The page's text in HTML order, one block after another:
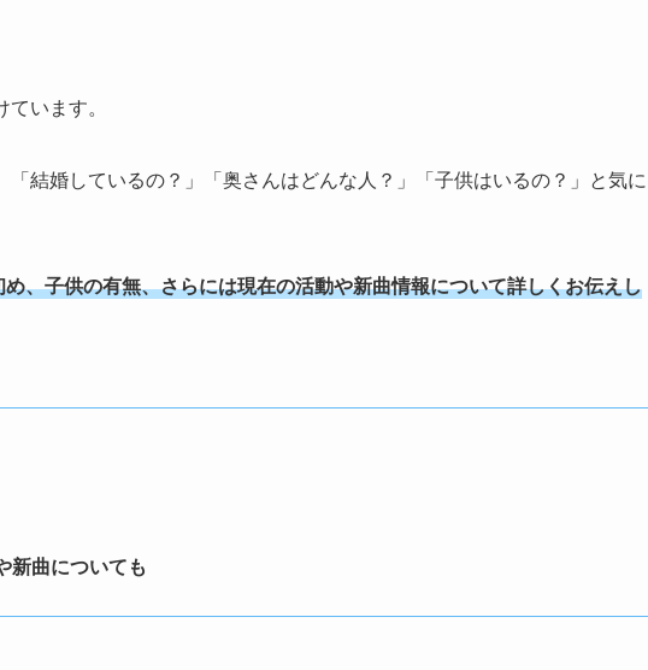
います。
結婚しているの？」「奥さんはどんな人？」「子供はいるの？」と気に
、子供の有無、さらには現在の活動や新曲情報について詳しくお伝えし
新曲についても